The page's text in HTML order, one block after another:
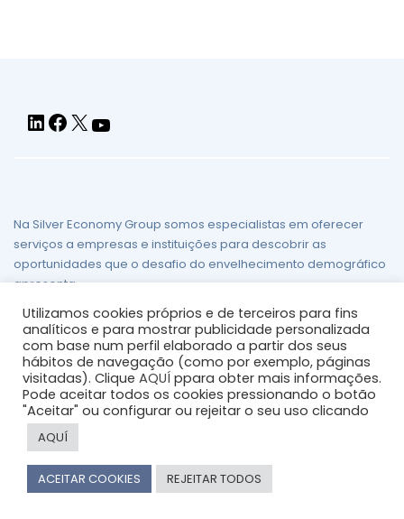
Na Silver Economy Group somos especialistas em oferecer
serviços a empresas e instituições para descobrir as
oportunidades que o desafio do envelhecimento demográfico
apresenta.
Aviso legal/Política de Privacidade/Política de Cookies/
Mapa do site
© 2026 silvereconomygroup
Utilizamos cookies próprios e de terceiros para fins
analíticos e para mostrar publicidade personalizada
com base num perfil elaborado a partir dos seus
hábitos de navegação (como por exemplo, páginas
visitadas). Clique AQUÍ ppara obter mais informações.
Pode aceitar todos os cookies pressionando o botão
"Aceitar" ou configurar ou rejeitar o seu uso clicando
AQUÍ
ACEITAR COOKIES REJEITAR TODOS